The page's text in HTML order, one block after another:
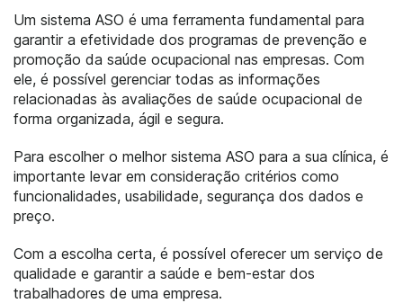
Um sistema ASO é uma ferramenta fundamental para
garantir a efetividade dos programas de prevenção e
promoção da saúde ocupacional nas empresas. Com
ele, é possível gerenciar todas as informações
relacionadas às avaliações de saúde ocupacional de
forma organizada, ágil e segura.
Para escolher o melhor sistema ASO para a sua clínica, é
importante levar em consideração critérios como
funcionalidades, usabilidade, segurança dos dados e
preço.
Com a escolha certa, é possível oferecer um serviço de
qualidade e garantir a saúde e bem-estar dos
trabalhadores de uma empresa.